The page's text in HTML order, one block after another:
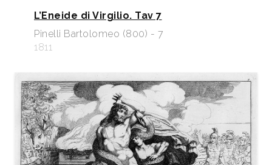
L’Eneide di Virgilio. Tav 7
Pinelli Bartolomeo (800) - 7
1811